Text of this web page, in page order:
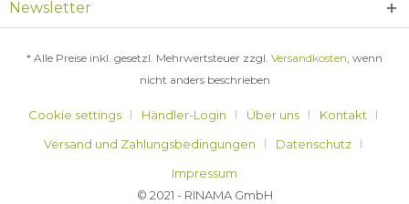
Newsletter
* Alle Preise inkl. gesetzl. Mehrwertsteuer zzgl. Versandkosten, wenn
nicht anders beschrieben
Cookie settings Händler-Login Über uns
Kontakt
Versand und Zahlungsbedingungen
Datenschutz
Impressum
© 2021 - RINAMA GmbH